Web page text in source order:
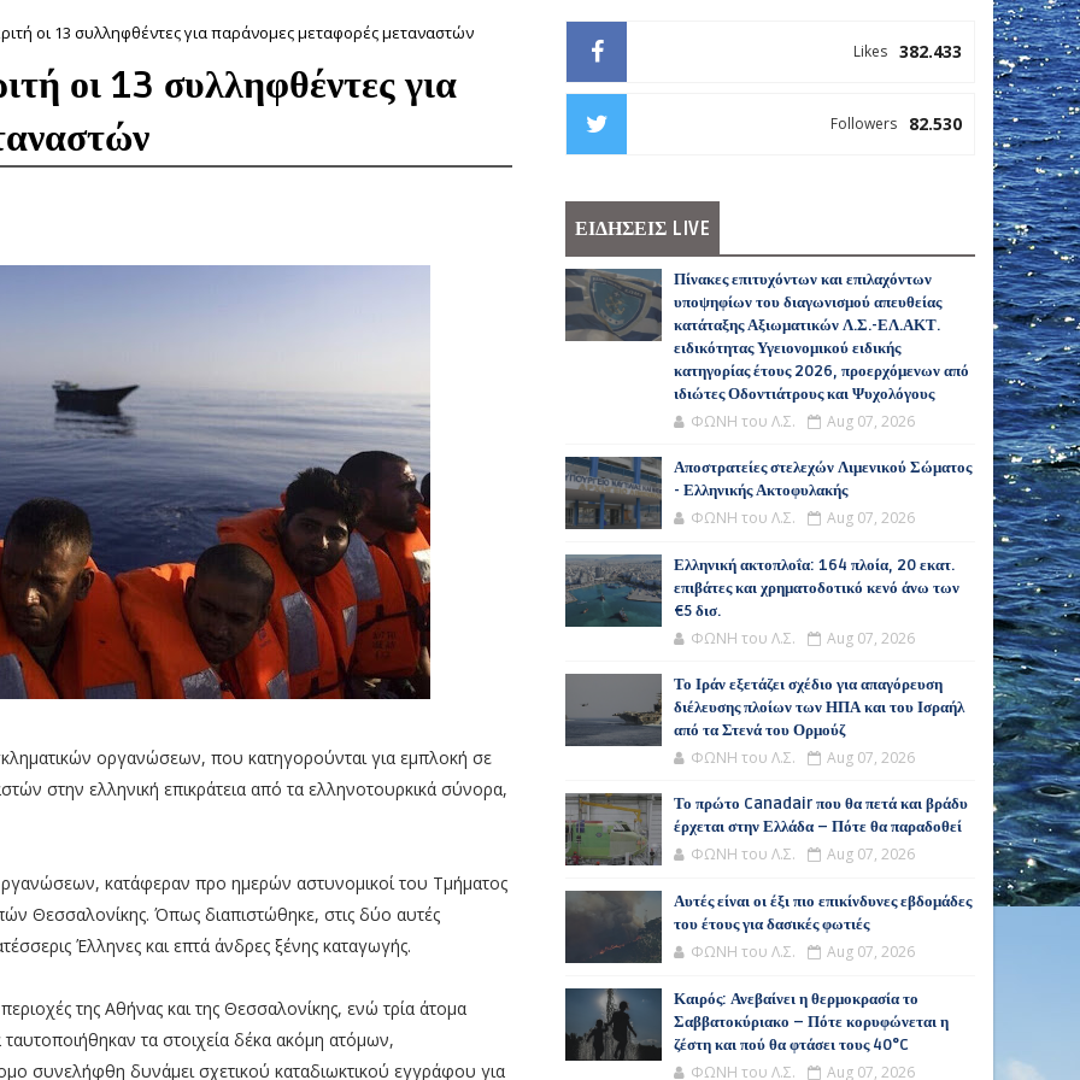
οι 13 συλληφθέντες για παράνομες μεταφορές μεταναστών
οι 13 συλληφθέντες για
οργανώσεων, που κατηγορούνται για εμπλοκή σε
στην ελληνική επικράτεια από τα ελληνοτουρκικά σύνορα,
κατάφεραν προ ημερών αστυνομικοί του Τμήματος
Θεσσαλονίκης. Όπως διαπιστώθηκε, στις δύο αυτές
Έλληνες και επτά άνδρες ξένης καταγωγής.
της Αθήνας και της Θεσσαλονίκης, ενώ τρία άτομα
τα στοιχεία δέκα ακόμη ατόμων,
συνελήφθη δυνάμει σχετικού καταδιωκτικού εγγράφου για
382.433
Likes
82.530
Followers
ΕΙΔΗΣΕΙΣ LIVE
Πίνακες επιτυχόντων και επιλαχόντων
υποψηφίων του διαγωνισμού απευθείας
κατάταξης Αξιωματικών Λ.Σ.-ΕΛ.ΑΚΤ.
ειδικότητας Υγειονομικού ειδικής
κατηγορίας έτους 2026, προερχόμενων από
ιδιώτες Οδοντιάτρους και Ψυχολόγους
ΦΩΝΗ του Λ.Σ. Aug 07, 2026
Αποστρατείες στελεχών Λιμενικού Σώματος
- Ελληνικής Ακτοφυλακής
ΦΩΝΗ του Λ.Σ. Aug 07, 2026
Ελληνική ακτοπλοΐα: 164 πλοία, 20 εκατ.
επιβάτες και χρηματοδοτικό κενό άνω των
€5 δισ.
ΦΩΝΗ του Λ.Σ. Aug 07, 2026
Το Ιράν εξετάζει σχέδιο για απαγόρευση
διέλευσης πλοίων των ΗΠΑ και του Ισραήλ
από τα Στενά του Ορμούζ
ΦΩΝΗ του Λ.Σ. Aug 07, 2026
Το πρώτο Canadair που θα πετά και βράδυ
έρχεται στην Ελλάδα – Πότε θα παραδοθεί
ΦΩΝΗ του Λ.Σ. Aug 07, 2026
Αυτές είναι οι έξι πιο επικίνδυνες εβδομάδες
του έτους για δασικές φωτιές
ΦΩΝΗ του Λ.Σ. Aug 07, 2026
Καιρός: Ανεβαίνει η θερμοκρασία το
Σαββατοκύριακο – Πότε κορυφώνεται η
ζέστη και πού θα φτάσει τους 40°C
ΦΩΝΗ του Λ.Σ. Aug 07, 2026